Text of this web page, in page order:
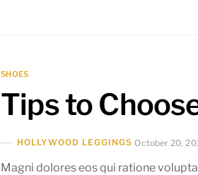
SHOES
Tips to
HOLLYWOOD LEGGINGS October 20,
Magni dolores eos qui ratione